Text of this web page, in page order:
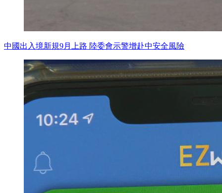
中國出入境新規9月上路 陸委會示警增赴中安全風險